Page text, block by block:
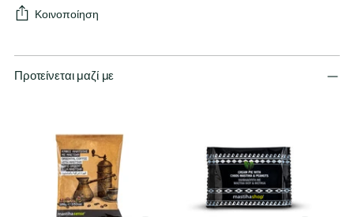
Κοινοποίηση
Προτείνεται μαζί με